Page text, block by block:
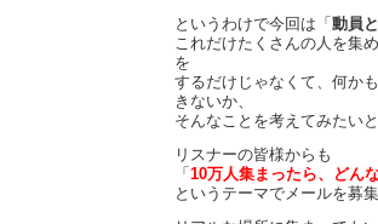
というわけで今回は「 動員
これだけたくさんの人を集
を
するだけじゃなくて、何か
きないか、
そんなことを考えてみたい
リスナーの皆様からも
「 10万人集まったら、どん
というテーマでメールを募